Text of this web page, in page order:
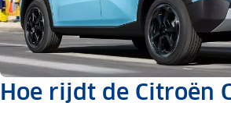
Hoe rijdt de Citroën